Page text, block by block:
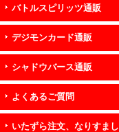
バトルスピリッツ通販
デジモンカード通販
シャドウバース通販
よくあるご質問
いたずら注文、なりすまし